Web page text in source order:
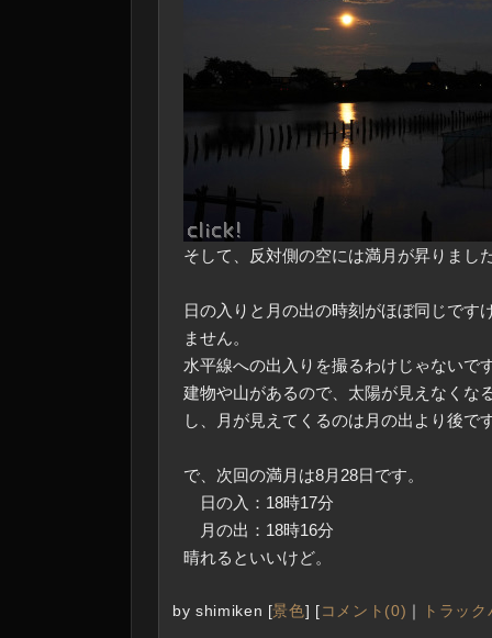
そして、反対側の空には満月が昇りまし
日の入りと月の出の時刻がほぼ同じです
ません。
水平線への出入りを撮るわけじゃないで
建物や山があるので、太陽が見えなくな
し、月が見えてくるのは月の出より後で
で、次回の満月は8月28日です。
日の入：18時17分
月の出：18時16分
晴れるといいけど。
by shimiken [景色] [ コメント(0) トラッ